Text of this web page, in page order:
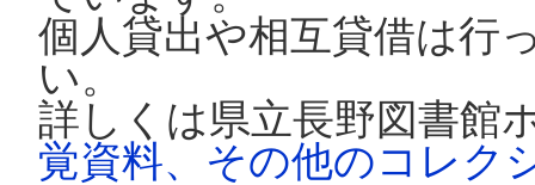
個人貸出や相互貸借は行
い。
詳しくは県立長野図書館
覚資料、その他のコレク